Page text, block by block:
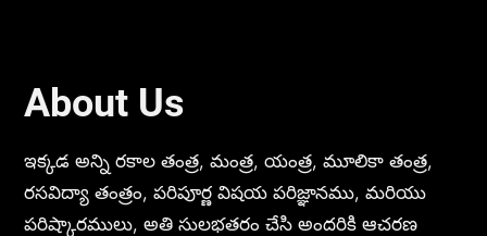
About Us
ఇక్కడ అన్ని రకాల తంత్ర, మంత్ర, యంత్ర, మూలికా తంత్ర,
రసవిద్యా తంత్రం, పరిపూర్ణ విషయ పరిజ్ఞానము, మరియు
పరిష్కారములు, అతి సులభతరం చేసి అందరికి ఆచరణ